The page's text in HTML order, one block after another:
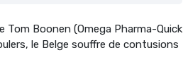
Tom Boonen (Omega Pharma-Quick
le Belge souffre de contusions